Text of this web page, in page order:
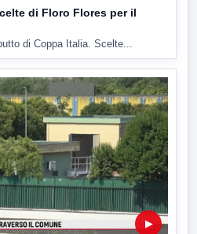
di Floro Flores per il
di Coppa Italia. Scelte...
▶